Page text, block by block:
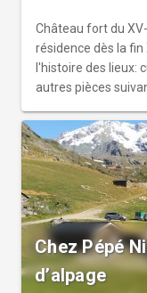
Château fort du
résidence dès la fin
l'histoire des lieux:
autres pièces
Chez Pépé
d’alpage